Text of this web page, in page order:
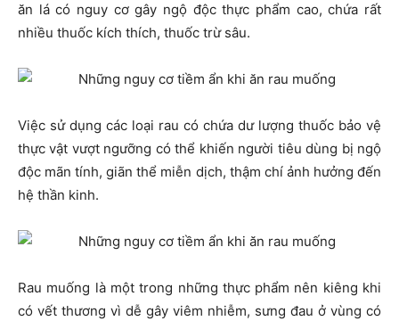
ăn lá có nguy cơ gây ngộ độc thực phẩm cao, chứa rất
nhiều thuốc kích thích, thuốc trừ sâu.
Việc sử dụng các loại rau có chứa dư lượng thuốc bảo vệ
thực vật vượt ngưỡng có thể khiến người tiêu dùng bị ngộ
độc mãn tính, giãn thể miễn dịch, thậm chí ảnh hưởng đến
hệ thần kinh.
Rau muống là một trong những thực phẩm nên kiêng khi
có vết thương vì dễ gây viêm nhiễm, sưng đau ở vùng có